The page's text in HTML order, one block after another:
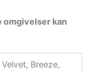
omgivelser kan
Breeze,